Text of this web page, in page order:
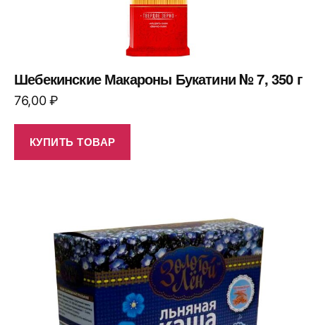
Шебекинские Макароны Букатини № 7, 350 г
76,00₽
КУПИТЬ ТОВАР